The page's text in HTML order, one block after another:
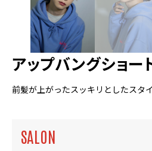
アップバングショー
前髪が上がったスッキリとしたスタ
SALON